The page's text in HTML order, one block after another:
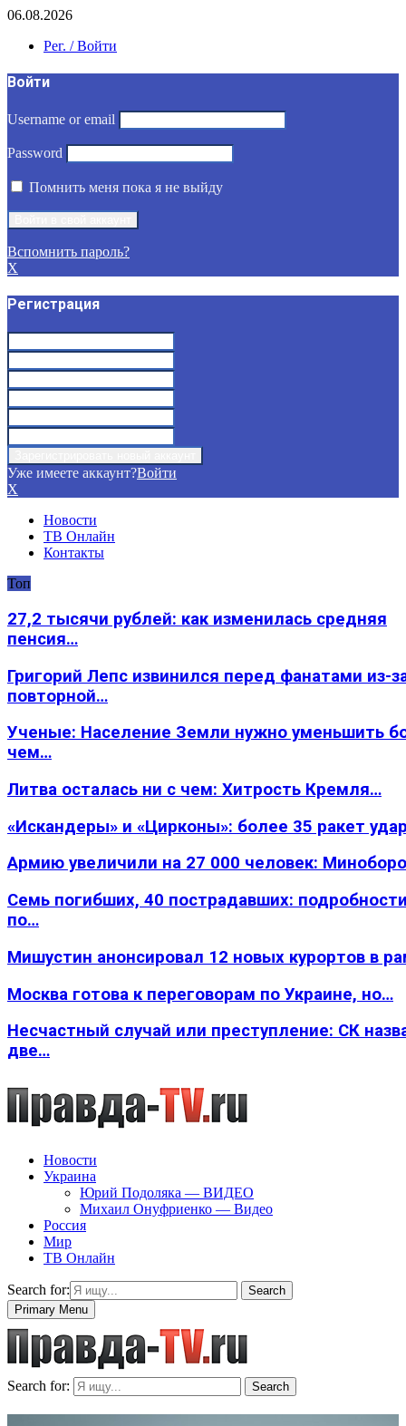
06.08.2026
Рег. / Войти
Войти
Username or email
Password
Помнить меня пока я не выйду
Вспомнить пароль?
X
Регистрация
Уже имеете аккаунт?Войти
X
Новости
ТВ Онлайн
Контакты
Топ
27,2 тысячи рублей: как изменилась средняя
пенсия…
Григорий Лепс извинился перед фанатами из-
повторной…
Ученые: Население Земли нужно уменьшить
чем…
Литва осталась ни с чем: Хитрость Кремля…
«Искандеры» и «Цирконы»: более 35 ракет
Армию увеличили на 27 000 человек:
Семь погибших, 40 пострадавших:
по…
Мишустин анонсировал 12 новых курортов в
Москва готова к переговорам по Украине, но…
Несчастный случай или преступление: СК
две…
Новости
Украина
Юрий Подоляка — ВИДЕО
Михаил Онуфриенко — Видео
Россия
Мир
ТВ Онлайн
Search for:
Search
Primary Menu
Search for: Search